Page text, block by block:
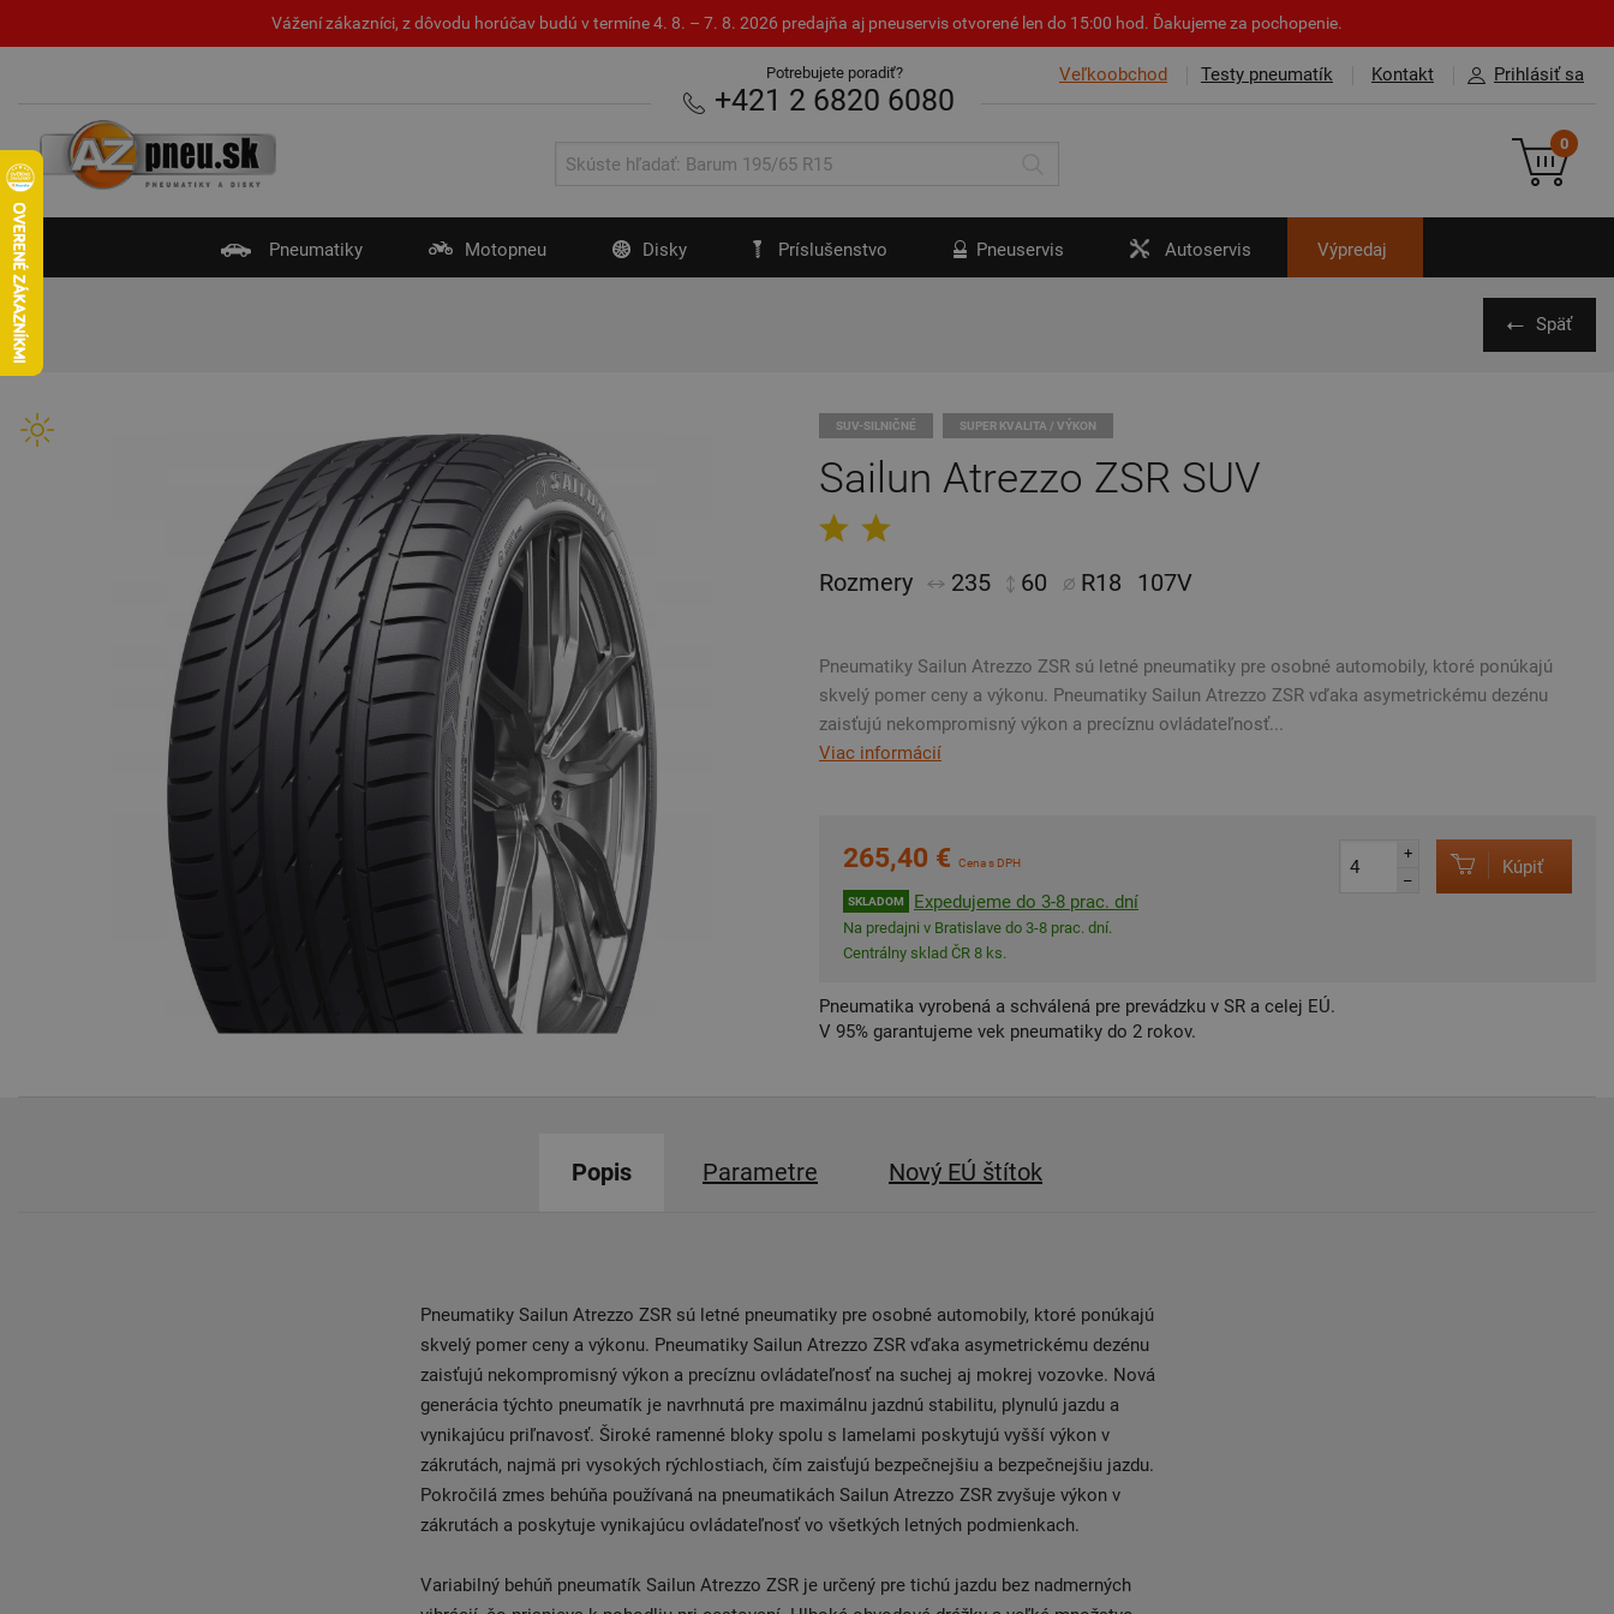
Vážení zákazníci, z dôvodu horúčav budú v termíne 4. 8. – 7. 8. 2026 predajňa aj pneuservis otvorené len do 15:00 hod. Ďakujeme za pochopenie.
Veľkoobchod Testy pneumatík Kontakt Prihlásiť sa
Potrebujete poradiť?
+421 2 6820 6080
0
Pneumatiky Motopneu Disky Príslušenstvo Pneuservis Autoservis Výpredaj
Späť
SUV-SILNIČNÉ SUPER KVALITA / VÝKON
Sailun Atrezzo ZSR SUV
Rozmery 235 60 R18 107V
Pneumatiky Sailun Atrezzo ZSR sú letné pneumatiky pre osobné automobily, ktoré ponúkajú
skvelý pomer ceny a výkonu. Pneumatiky Sailun Atrezzo ZSR vďaka asymetrickému dezénu
zaisťujú nekompromisný výkon a precíznu ovládateľnosť...
Viac informácií
265,40 € Cena s DPH
SKLADOM Expedujeme do 3-8 prac. dní
Na predajni v Bratislave do 3-8 prac. dní.
Centrálny sklad ČR 8 ks.
+
–
Kúpiť
Pneumatika vyrobená a schválená pre prevádzku v SR a celej EÚ.
V 95% garantujeme vek pneumatiky do 2 rokov.
Popis Parametre Nový EÚ štítok
Pneumatiky Sailun Atrezzo ZSR sú letné pneumatiky pre osobné automobily, ktoré ponúkajú
skvelý pomer ceny a výkonu. Pneumatiky Sailun Atrezzo ZSR vďaka asymetrickému dezénu
zaisťujú nekompromisný výkon a precíznu ovládateľnosť na suchej aj mokrej vozovke. Nová
generácia týchto pneumatík je navrhnutá pre maximálnu jazdnú stabilitu, plynulú jazdu a
vynikajúcu priľnavosť. Široké ramenné bloky spolu s lamelami poskytujú vyšší výkon v
zákrutách, najmä pri vysokých rýchlostiach, čím zaisťujú bezpečnejšiu a bezpečnejšiu jazdu.
Pokročilá zmes behúňa používaná na pneumatikách Sailun Atrezzo ZSR zvyšuje výkon v
zákrutách a poskytuje vynikajúcu ovládateľnosť vo všetkých letných podmienkach.
Variabilný behúň pneumatík Sailun Atrezzo ZSR je určený pre tichú jazdu bez nadmerných